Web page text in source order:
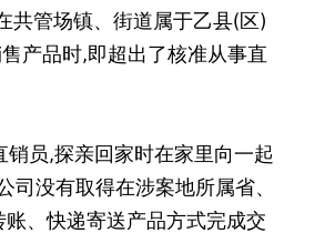
共管场镇、街道属于乙县(区)
产品时,即超出了核准从事直
员,探亲回家时在家里向一起
司没有取得在涉案地所属省、
、快递寄送产品方式完成交